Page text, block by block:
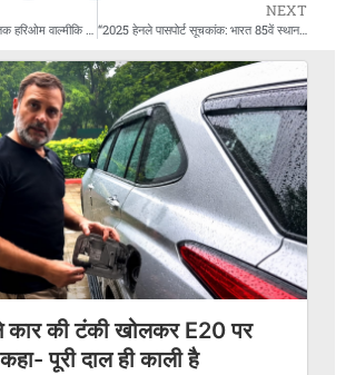
राहुल गांधी ने फतेहपुर में मृतक हरिओम वाल्मीकि के परिवार से की मुलाकात, योगी सरकार पर साधा निशाना
NEXT
“2025 हेनले पासपोर्ट सूचकांक: भारत 85वें स्थान पर, 57 देशों में वीजा-मुक्त यात्रा की सुविधा”
कार की टंकी खोलकर E20 पर
पूरी दाल ही काली है